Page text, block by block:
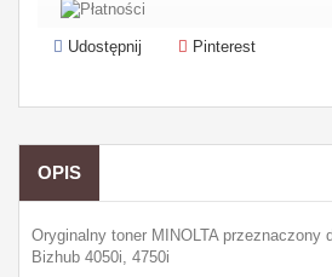
Udostępnij Pinterest
OPIS
Oryginalny toner MINOLTA przeznaczony
Bizhub 4050i, 4750i